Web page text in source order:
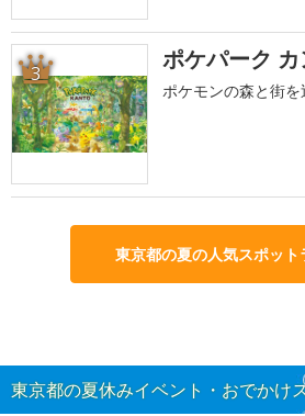
3 ポケパーク
ポケモンの森と街
東京都の夏の人気スポット
東京都の夏休みイベント・おでかけ